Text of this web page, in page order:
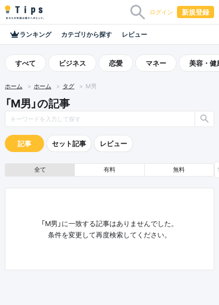
ログイン 新規登録
ランキング カテゴリから探す レビュー
すべて ビジネス 恋愛 マネー 美容・健
ホーム ホーム タグ М男
「М男」の記事
記事 セット記事 レビュー
全て 有料 無料
「М男」に一致する記事はありませんでした。
条件を変更して再度検索してください。